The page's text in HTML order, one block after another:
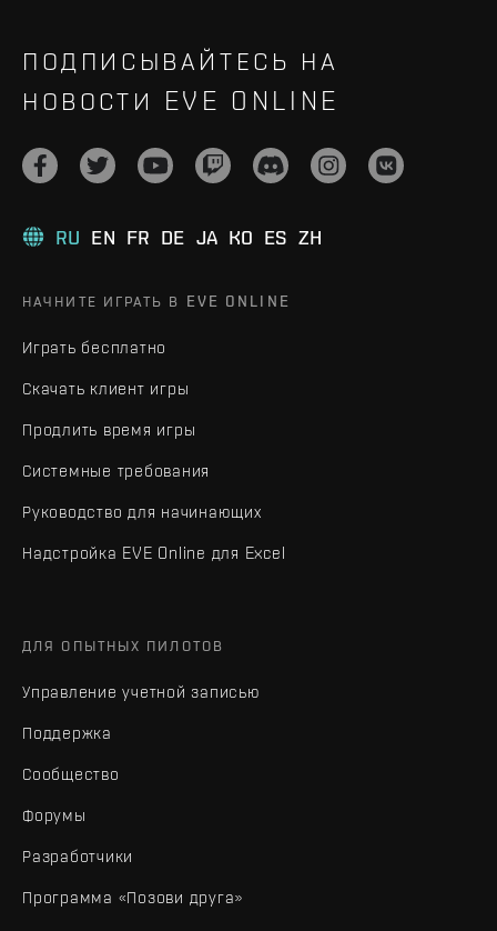
ПОДПИСЫВАЙТЕСЬ НА
НОВОСТИ EVE ONLINE
RU EN FR DE JA KO ES ZH
НАЧНИТЕ ИГРАТЬ В EVE ONLINE
Играть бесплатно
Скачать клиент игры
Продлить время игры
Системные требования
Руководство для начинающих
Надстройка EVE Online для Excel
ДЛЯ ОПЫТНЫХ ПИЛОТОВ
Управление учетной записью
Поддержка
Сообщество
Форумы
Разработчики
Программа «Позови друга»